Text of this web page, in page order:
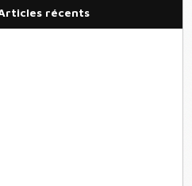
articles récents